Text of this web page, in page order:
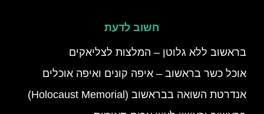
חשוב לדעת
בראשוב ללא גלוטן – המלצות לצליאקים
אוכל כשר בראשוב – איפה קונים ואיפה אוכלים
אנדרטת השואה בבראשוב (Holocaust Memorial)